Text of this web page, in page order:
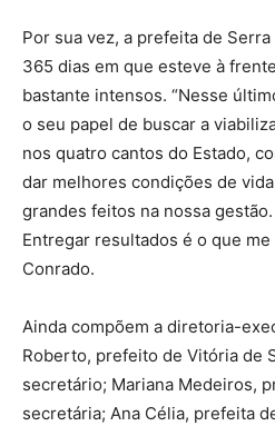
Por sua vez, a prefeita de
365 dias em que esteve à
bastante intensos. “Nesse
o seu papel de buscar a
nos quatro cantos do Estado,
dar melhores condições de
grandes feitos na nossa
Entregar resultados é o que
Conrado.
Ainda compõem a diretoria-
Roberto, prefeito de Vitória de
secretário; Mariana Medeiros,
secretária; Ana Célia, prefeita